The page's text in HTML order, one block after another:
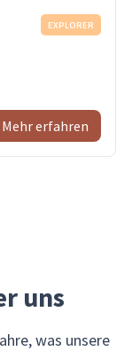
EXPLORER
Mehr erfahren
uns
was unsere